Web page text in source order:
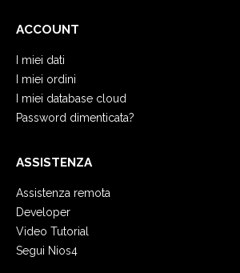
ACCOUNT
I miei dati
I miei ordini
I miei database cloud
Password dimenticata?
ASSISTENZA
Assistenza remota
Developer
Video Tutorial
Segui Nios4